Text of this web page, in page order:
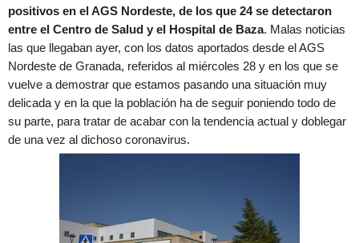
positivos en el AGS Nordeste, de los que 24 se detectaron
entre el Centro de Salud y el Hospital de Baza. Malas noticias
las que llegaban ayer, con los datos aportados desde el AGS
Nordeste de Granada, referidos al miércoles 28 y en los que se
vuelve a demostrar que estamos pasando una situación muy
delicada y en la que la población ha de seguir poniendo todo de
su parte, para tratar de acabar con la tendencia actual y doblegar
de una vez al dichoso coronavirus.